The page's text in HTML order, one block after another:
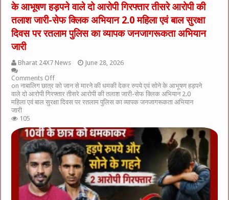
के आभूषण हड़पने वाले दो आरोपी गिरफ्तार तीसरे आरोपी की
तलाश जारी-सेफ क्लिक अभियान 2.0 महिला एवं बाल सुरक्षा
दिवस पर रतलाम पुलिस का व्यापक जनजागरूकता अभियान
जारी
Bharat 24X7 News
June 28, 2026
Comments Off
on नाबालिग छात्र को जान से मारने की धमकी देकर रुपये एवं सोने के आभूषण हड़पने
वाले दो आरोपी गिरफ्तार तीसरे आरोपी की तलाश जारी-सेफ क्लिक अभियान 2.0
महिला एवं बाल सुरक्षा दिवस पर रतलाम पुलिस का व्यापक जनजागरूकता अभियान
जारी
105